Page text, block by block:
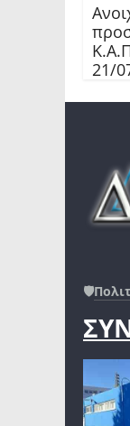
21/
🛡️